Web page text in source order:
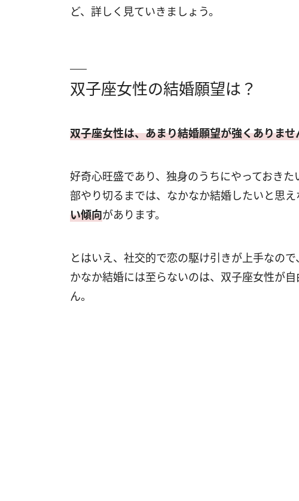
ど、詳しく見ていきましょう。
双子座女性の結婚願望は？
双子座女性は、あまり結婚願望が強くありませ
好奇心旺盛であり、独身のうちにやっておき
部やり切るまでは、なかなか結婚したいと思え
い傾向があります。
とはいえ、社交的で恋の駆け引きが上手なの
かなか結婚には至らないのは、双子座女性が
ん。